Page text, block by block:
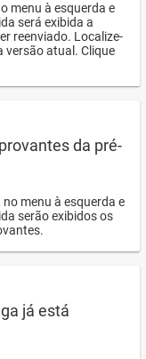
menu à esquerda e
será exibida a
reenviado. Localize-
versão atual. Clique
da pré-
menu à esquerda e
serão exibidos os
já está